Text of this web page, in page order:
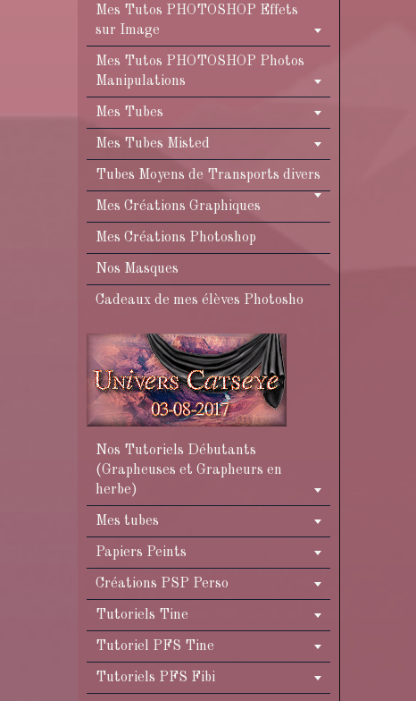
Mes Tutos PHOTOSHOP Effets
sur Image
Mes Tutos PHOTOSHOP Photos
Manipulations
Mes Tubes
Mes Tubes Misted
Tubes Moyens de Transports divers
Mes Créations Graphiques
Mes Créations Photoshop
Nos Masques
Cadeaux de mes élèves Photosho
Nos Tutoriels Débutants
(Grapheuses et Grapheurs en
herbe)
Mes tubes
Papiers Peints
Créations PSP Perso
Tutoriels Tine
Tutoriel PFS Tine
Tutoriels PFS Fibi